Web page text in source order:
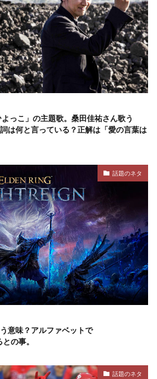
っこ」の主題歌。桑田佳祐さん歌う
は何と言っている？正解は「愛の言葉は
話題のネタ
意味？アルファベットで
の事。
話題のネタ